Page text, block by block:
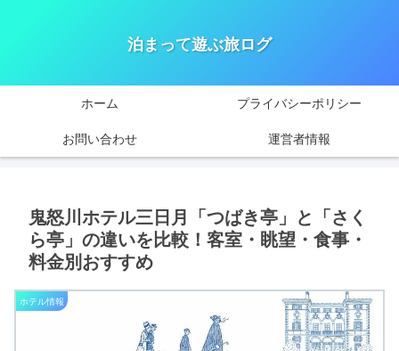
泊まって遊ぶ旅ログ
ホーム プライバシーポリシー
お問い合わせ 運営者情報
鬼怒川ホテル三日月「つばき亭」と「さく
ら亭」の違いを比較！客室・眺望・食事・
料金別おすすめ
ホテル情報